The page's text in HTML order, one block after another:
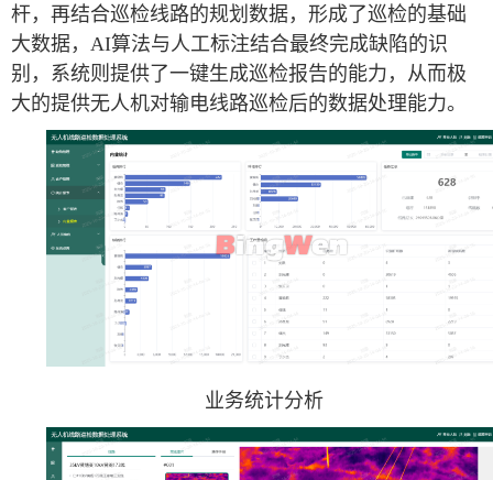
杆，再结合巡检线路的规划数据，形成了巡检的基础
大数据，AI算法与人工标注结合最终完成缺陷的识
别，系统则提供了一键生成巡检报告的能力，从而极
大的提供无人机对输电线路巡检后的数据处理能力。
业务统计分析